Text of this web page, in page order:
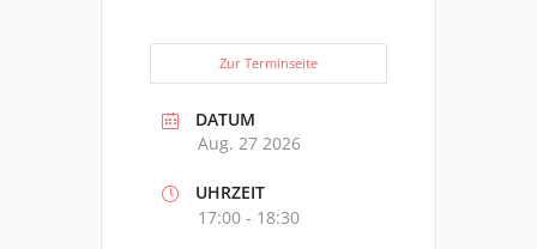
Zur Terminseite
DATUM
Aug. 27 2026
UHRZEIT
17:00 - 18:30